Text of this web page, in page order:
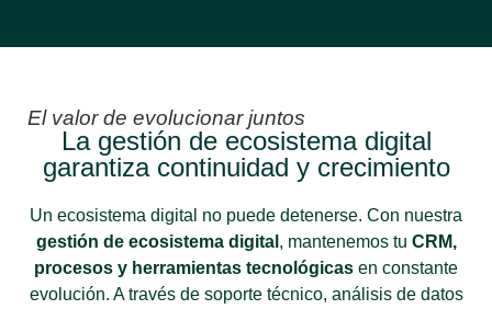
El valor de evolucionar juntos
La gestión de ecosistema digital
garantiza continuidad y crecimiento
Un ecosistema digital no puede detenerse. Con nuestra
gestión de ecosistema digital , mantenemos tu CRM,
procesos y herramientas tecnológicas en constante
evolución. A través de soporte técnico, análisis de datos